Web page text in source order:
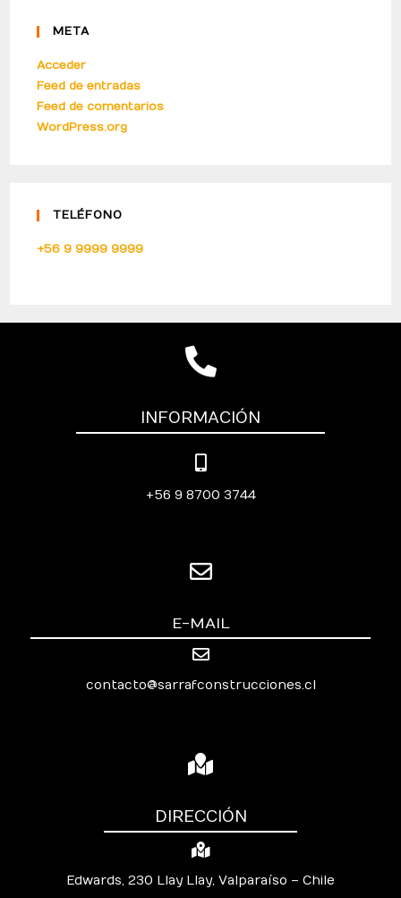
META
Acceder
Feed de entradas
Feed de comentarios
WordPress.org
TELÉFONO
+56 9 9999 9999
INFORMACIÓN
+56 9 8700 3744
E-MAIL
contacto@sarrafconstrucciones.cl
DIRECCIÓN
Edwards, 230 Llay Llay, Valparaíso – Chile